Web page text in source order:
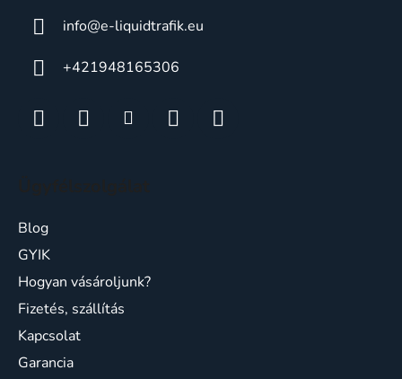
info@e-liquidtrafik.eu
+421948165306
Blog
GYIK
Hogyan vásároljunk?
Fizetés, szállítás
Kapcsolat
Garancia